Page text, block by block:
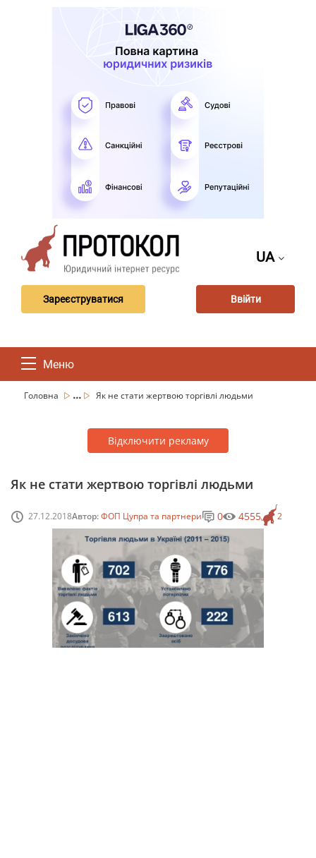
UA
Зареєструватися Ввійти
Меню
Головна ... Як не стати жертвою торгівлі людьми
Відключити рекламу
Як не стати жертвою торгівлі людьми
27.12.2018Автор:ФОП Цупра та партнери 2
0 4555